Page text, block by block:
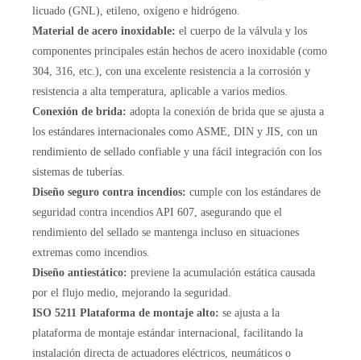
licuado (GNL), etileno, oxígeno e hidrógeno.
Material de acero inoxidable: el cuerpo de la válvula y los
componentes principales están hechos de acero inoxidable (como
304, 316, etc.), con una excelente resistencia a la corrosión y
resistencia a alta temperatura, aplicable a varios medios.
Conexión de brida: adopta la conexión de brida que se ajusta a
los estándares internacionales como ASME, DIN y JIS, con un
rendimiento de sellado confiable y una fácil integración con los
sistemas de tuberías.
Diseño seguro contra incendios: cumple con los estándares de
seguridad contra incendios API 607, asegurando que el
rendimiento del sellado se mantenga incluso en situaciones
extremas como incendios.
Diseño antiestático: previene la acumulación estática causada
por el flujo medio, mejorando la seguridad.
ISO 5211 Plataforma de montaje alto: se ajusta a la
plataforma de montaje estándar internacional, facilitando la
instalación directa de actuadores eléctricos, neumáticos o